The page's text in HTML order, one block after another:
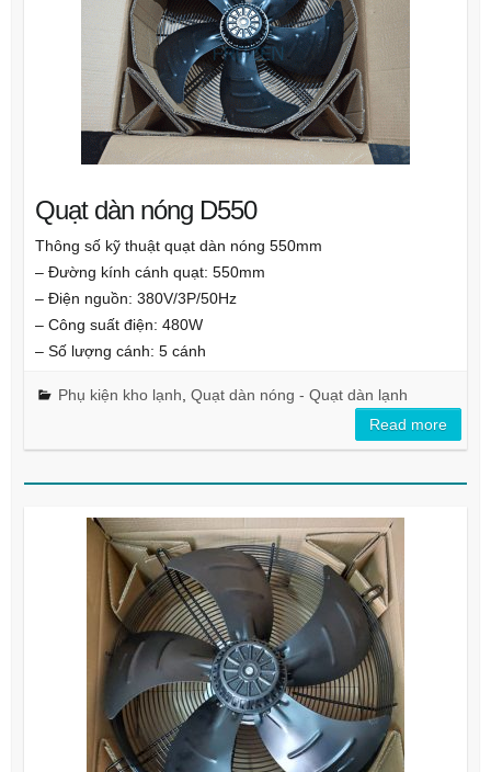
Quạt dàn nóng D550
Thông số kỹ thuật quạt dàn nóng 550mm
– Đường kính cánh quạt: 550mm
– Điện nguồn: 380V/3P/50Hz
– Công suất điện: 480W
– Số lượng cánh: 5 cánh
Phụ kiện kho lạnh Quạt dàn nóng - Quạt dàn lạnh
Read more